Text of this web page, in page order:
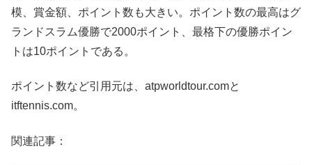
模、賞金額、ポイント数も大きい。ポイント数の最高はグ
ランドスラム優勝で2000ポイント、最格下の優勝ポイン
トは10ポイントである。
ポイント数など引用元は、atpworldtour.comと
itftennis.com。
関連記事：